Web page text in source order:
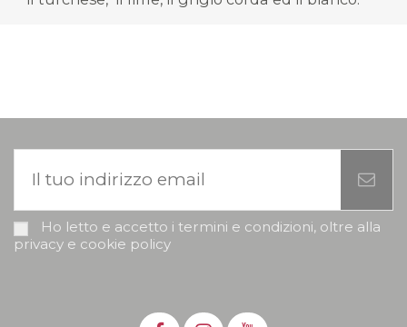
Ho letto e accetto i termini e condizioni, oltre alla
privacy e cookie policy